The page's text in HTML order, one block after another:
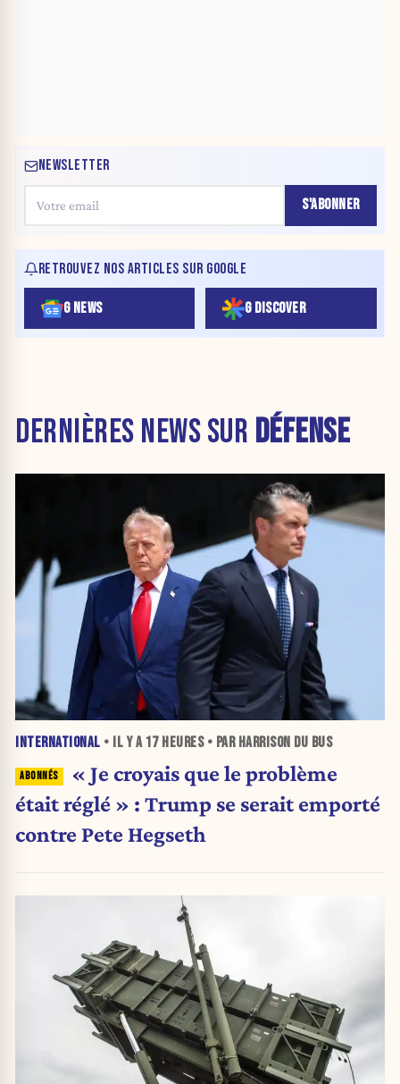
NEWSLETTER
S'ABONNER
RETROUVEZ NOS ARTICLES SUR GOOGLE
G NEWS G DISCOVER
DERNIÈRES NEWS SUR DÉFENSE
INTERNATIONAL • IL Y A 17 HEURES• PAR HARRISON DU BUS
« Je croyais que le problème
était réglé » : Trump se serait emporté
contre Pete Hegseth